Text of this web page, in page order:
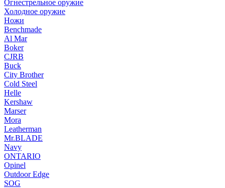
Огнестрельное оружие
Холодное оружие
Ножи
Benchmade
Al Mar
Boker
CJRB
Buck
City Brother
Cold Steel
Helle
Kershaw
Marser
Mora
Leatherman
Mr.BLADE
Navy
ONTARIO
Opinel
Outdoor Edge
SOG